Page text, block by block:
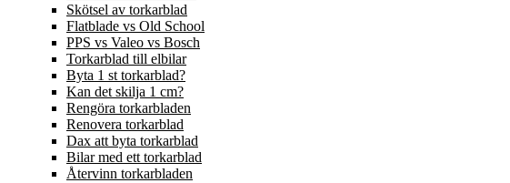
Skötsel av torkarblad
Flatblade vs Old School
PPS vs Valeo vs Bosch
Torkarblad till elbilar
Byta 1 st torkarblad?
Kan det skilja 1 cm?
Rengöra torkarbladen
Renovera torkarblad
Dax att byta torkarblad
Bilar med ett torkarblad
Återvinn torkarbladen